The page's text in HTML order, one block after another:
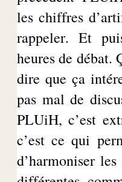
les chiffres
rappeler. Et
heures de débat.
dire que ça
pas mal de
PLUiH, c’est
c’est ce qui
d’harmoniser